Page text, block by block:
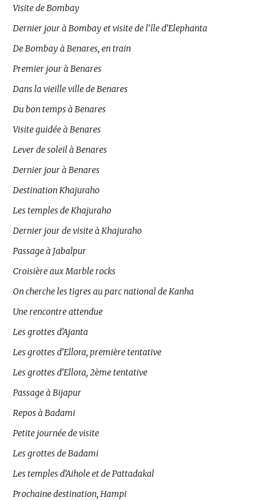
Visite de Bombay
Dernier jour à Bombay et visite de l’île d’Elephanta
De Bombay à Benares, en train
Premier jour à Benares
Dans la vieille ville de Benares
Du bon temps à Benares
Visite guidée à Benares
Lever de soleil à Benares
Dernier jour à Benares
Destination Khajuraho
Les temples de Khajuraho
Dernier jour de visite à Khajuraho
Passage à Jabalpur
Croisière aux Marble rocks
On cherche les tigres au parc national de Kanha
Une rencontre attendue
Les grottes d’Ajanta
Les grottes d’Ellora, première tentative
Les grottes d’Ellora, 2ème tentative
Passage à Bijapur
Repos à Badami
Petite journée de visite
Les grottes de Badami
Les temples d’Aihole et de Pattadakal
Prochaine destination, Hampi